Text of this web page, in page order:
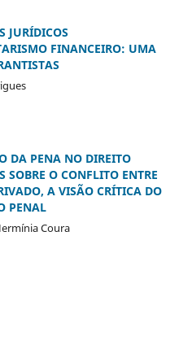
JURÍDICOS
FINANCEIRO: UMA
DA PENA NO DIREITO
SOBRE O CONFLITO ENTRE
A VISÃO CRÍTICA DO
PENAL
Coura